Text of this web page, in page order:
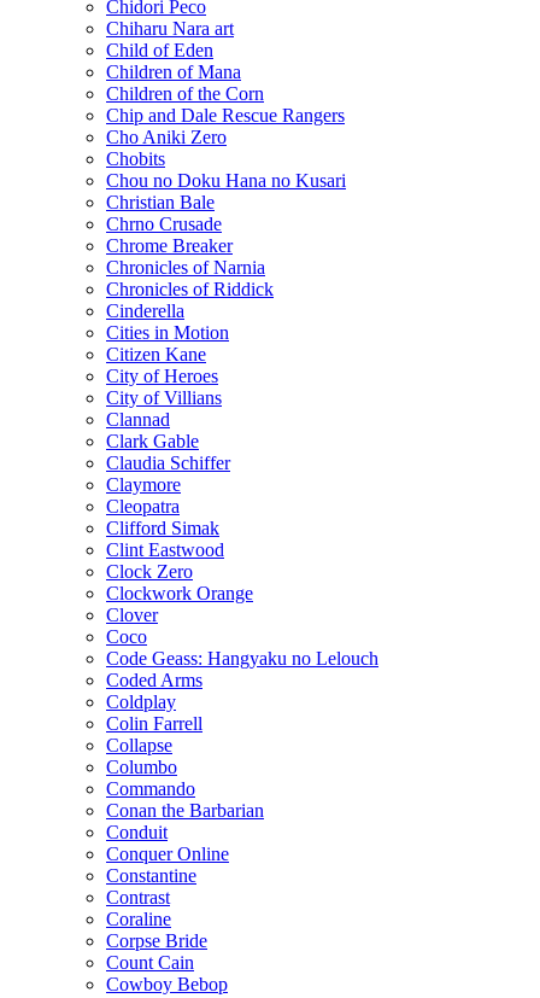
Chidori Peco
Chiharu Nara art
Child of Eden
Children of Mana
Children of the Corn
Chip and Dale Rescue Rangers
Cho Aniki Zero
Chobits
Chou no Doku Hana no Kusari
Christian Bale
Chrno Crusade
Chrome Breaker
Chronicles of Narnia
Chronicles of Riddick
Cinderella
Cities in Motion
Citizen Kane
City of Heroes
City of Villians
Clannad
Clark Gable
Claudia Schiffer
Claymore
Cleopatra
Clifford Simak
Clint Eastwood
Clock Zero
Clockwork Orange
Clover
Coco
Code Geass: Hangyaku no Lelouch
Coded Arms
Coldplay
Colin Farrell
Collapse
Columbo
Commando
Conan the Barbarian
Conduit
Conquer Online
Constantine
Contrast
Coraline
Corpse Bride
Count Cain
Cowboy Bebop